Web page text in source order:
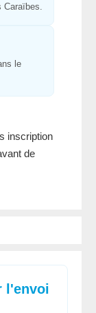
Caraïbes.
le
inscription
de
l'envoi